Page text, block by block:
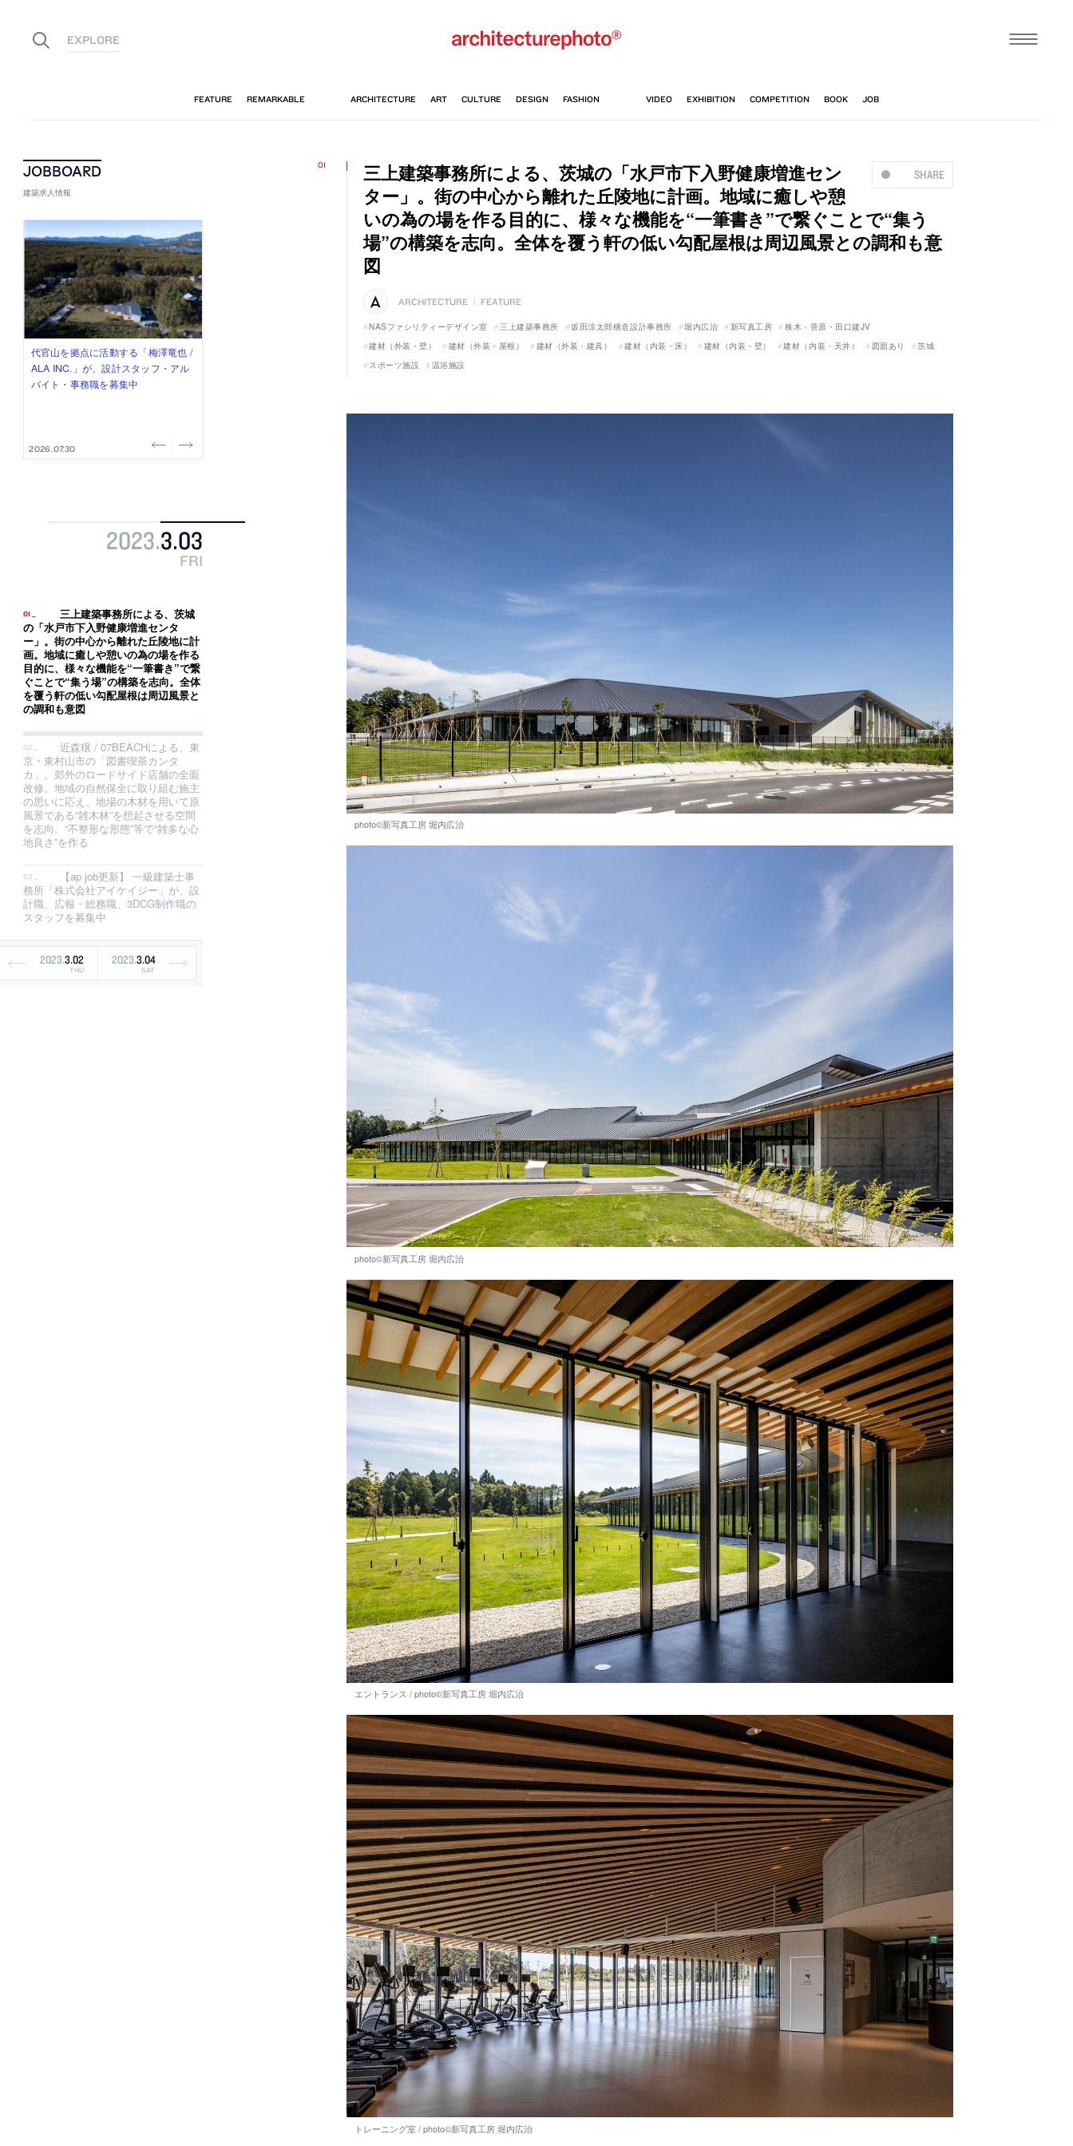
建築求人情報
佐々木慧が主宰する「axonometric株
式会社」が、設計スタッフ（経験
者・既卒・2027年新卒）を募集中
2026.08.07
古民家を軸に全国で“価値循環の仕組
み”を作り、リモートワーク主体の働
き方を実践する「株式会社つぎと」
2026.08.03
リノベる株式会社が、設計パートナ
ー (業務委託) を募集中
2026.08.03
社会への影響力のある建築を手掛
け、スタッフ同士で助け合う環境づ
くりも行う「E.A.S.T.architects」
2026.07.31
代官山を拠点に活動する「梅澤竜也 /
ALA INC.」が、設計スタッフ・アル
バイト・事務職を募集中
2026.07.30
2023.3.03
FRI
三上建築事務所による、茨城
の「水戸市下入野健康増進センタ
ー」。街の中心から離れた丘陵地に計
画。地域に癒しや憩いの為の場を作る
目的に、様々な機能を“一筆書き”で繋
ぐことで“集う場”の構築を志向。全体
を覆う軒の低い勾配屋根は周辺風景と
の調和も意図
近森穣 / 07BEACHによる、東
京・東村山市の「図書喫茶カンタ
カ」。郊外のロードサイド店舗の全面
改修。地域の自然保全に取り組む施主
の思いに応え、地場の木材を用いて原
風景である“雑木林”を想起させる空間
を志向。“不整形な形態”等で“雑多な心
地良さ”を作る
【ap job更新】 一級建築士事
務所「株式会社アイケイジー」が、設
計職、広報・総務職、3DCG制作職の
スタッフを募集中
2023.3.02
THU
2023.3.04
SAT
SHARE
三上建築事務所による、茨城の「水戸市下入野健康増進セン
ター」。街の中心から離れた丘陵地に計画。地域に癒しや憩
いの為の場を作る目的に、様々な機能を“一筆書き”で繋ぐことで“集う
場”の構築を志向。全体を覆う軒の低い勾配屋根は周辺風景との調和も意
図
ARCHITECTURE FEATURE
NASファシリティーデザイン室 三上建築事務所 坂田涼太郎構造設計事務所 堀内広治 新写真工房
株木・菅原・田口建JV
建材（外装・壁）
建材（外装・屋根） 建材（外装・建具） 建材（内装・床） 建材（内装・壁） 建材（内装・天井） 図面あり
茨城
スポーツ施設
温浴施設